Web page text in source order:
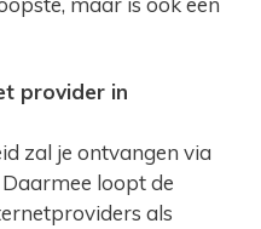
provider in
zal je ontvangen via
loopt de
als